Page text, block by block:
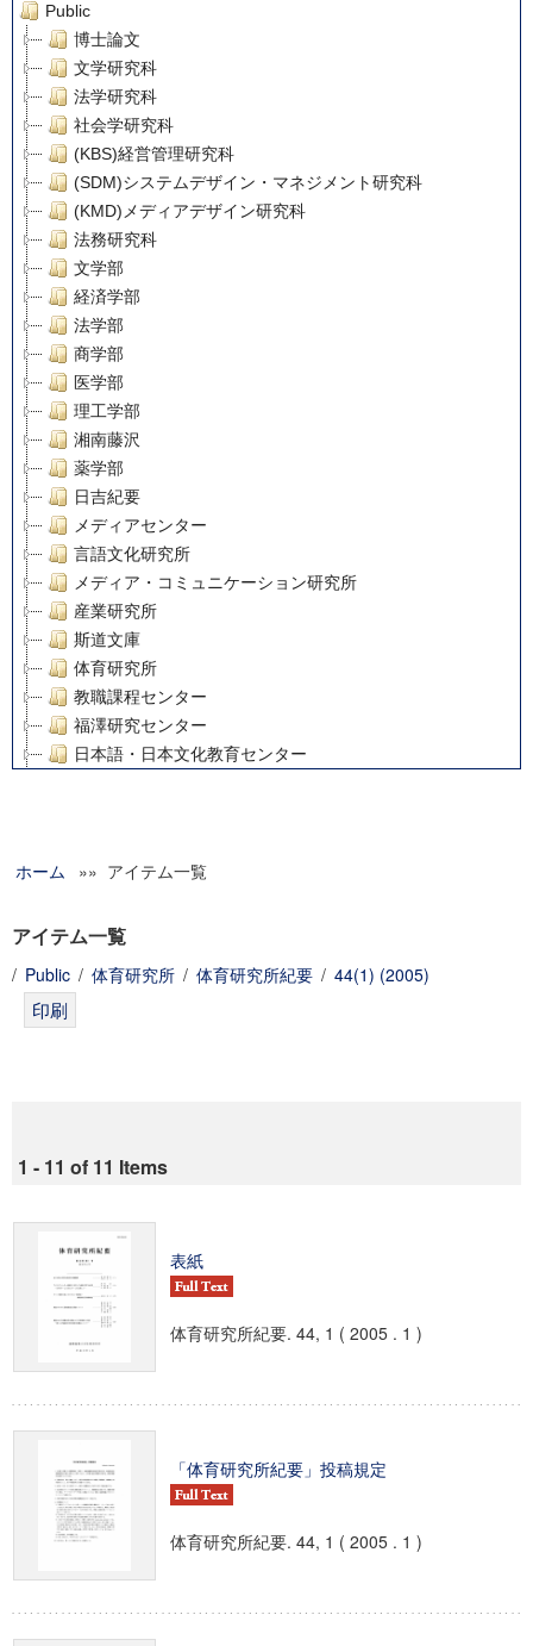
Public
博士論文
文学研究科
法学研究科
社会学研究科
(KBS)経営管理研究科
(SDM)システムデザイン・マネジメント研究科
(KMD)メディアデザイン研究科
法務研究科
文学部
経済学部
法学部
商学部
医学部
理工学部
湘南藤沢
薬学部
日吉紀要
メディアセンター
言語文化研究所
メディア・コミュニケーション研究所
産業研究所
斯道文庫
体育研究所
教職課程センター
福澤研究センター
日本語・日本文化教育センター
グローバルリサーチインスティテュート
科学研究費補助金研究成果報告書
慶應義塾大学グローバルCOEプログラム市民社会ガバナンス
ホーム »» アイテム一覧
アイテム一覧
/ Public / 体育研究所 / 体育研究所紀要 / 44(1) (2005)
1 - 11 of 11 Items
表紙
体育研究所紀要. 44, 1 ( 2005 . 1 )
「体育研究所紀要」投稿規定
体育研究所紀要. 44, 1 ( 2005 . 1 )